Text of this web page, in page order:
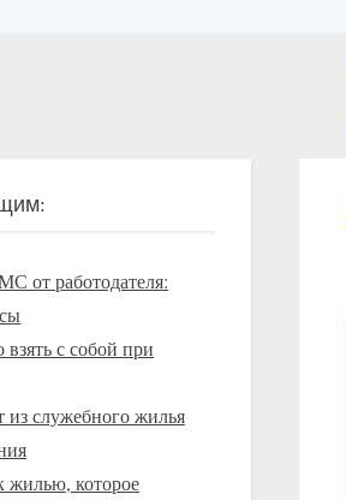
от работодателя:
с собой при
из служебного жилья
жилью, которое